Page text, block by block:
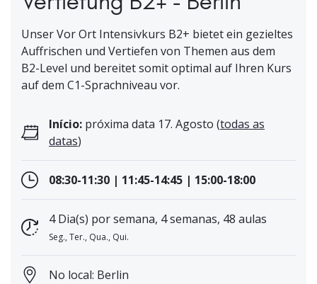
Unser Vor Ort Intensivkurs B2+ bietet ein gezieltes
Auffrischen und Vertiefen von Themen aus dem
B2-Level und bereitet somit optimal auf Ihren Kurs
auf dem C1-Sprachniveau vor.
Início: próxima data 17. Agosto (todas as
datas)
08:30-11:30 | 11:45-14:45 | 15:00-18:00
4 Dia(s) por semana, 4 semanas, 48 aulas
Seg., Ter., Qua., Qui.
No local: Berlin